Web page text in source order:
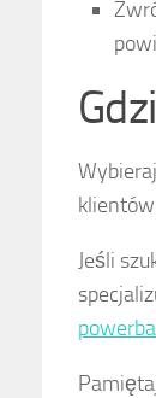
Jeśli